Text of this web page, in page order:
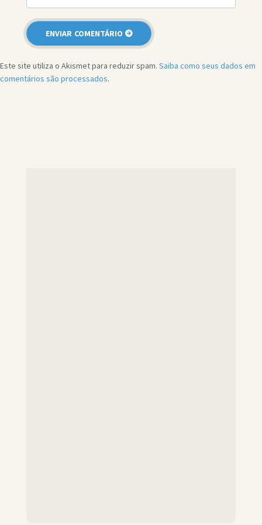
Este site utiliza o Akismet para reduzir spam. Saiba como seus dados em
comentários são processados.